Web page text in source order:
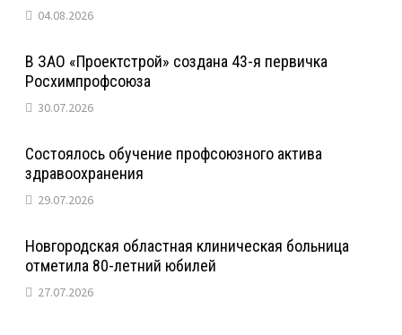
04.08.2026
В ЗАО «Проектстрой» создана 43-я первичка
Росхимпрофсоюза
30.07.2026
Состоялось обучение профсоюзного актива
здравоохранения
29.07.2026
Новгородская областная клиническая больница
отметила 80-летний юбилей
27.07.2026